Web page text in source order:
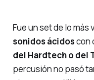
Fue un set de lo más
sonidos ácidoscon
del Hardtech o del
percusión no pasó